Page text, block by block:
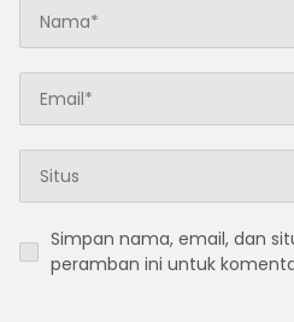
Simpan nama, email, dan
peramban ini untuk